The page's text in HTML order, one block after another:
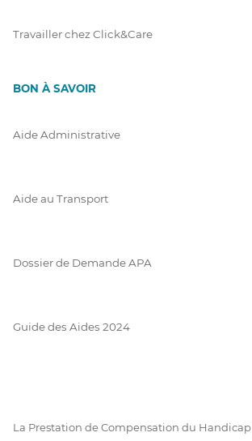
Travailler chez Click&Care
BON À SAVOIR
Aide Administrative
Aide au Transport
Dossier de Demande APA
Guide des Aides 2024
La Prestation de Compensation du Handicap